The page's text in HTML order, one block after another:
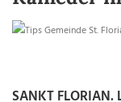
SANKT